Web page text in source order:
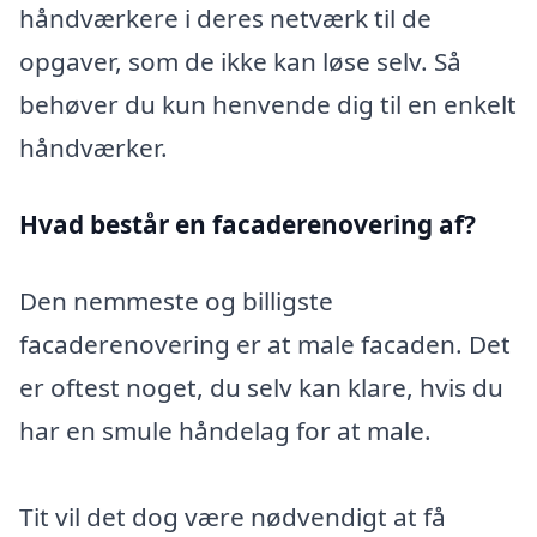
håndværkere i deres netværk til de
opgaver, som de ikke kan løse selv. Så
behøver du kun henvende dig til en enkelt
håndværker.
Hvad består en facaderenovering af?
Den nemmeste og billigste
facaderenovering er at male facaden. Det
er oftest noget, du selv kan klare, hvis du
har en smule håndelag for at male.
Tit vil det dog være nødvendigt at få